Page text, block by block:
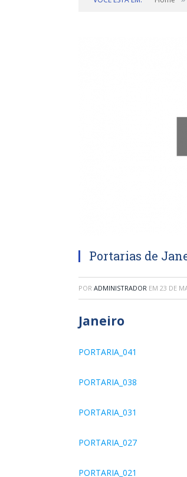
Portarias de
POR ADMINISTRADOR EM 23 DE
Janeiro
PORTARIA_041
PORTARIA_038
PORTARIA_031
PORTARIA_027
PORTARIA_021